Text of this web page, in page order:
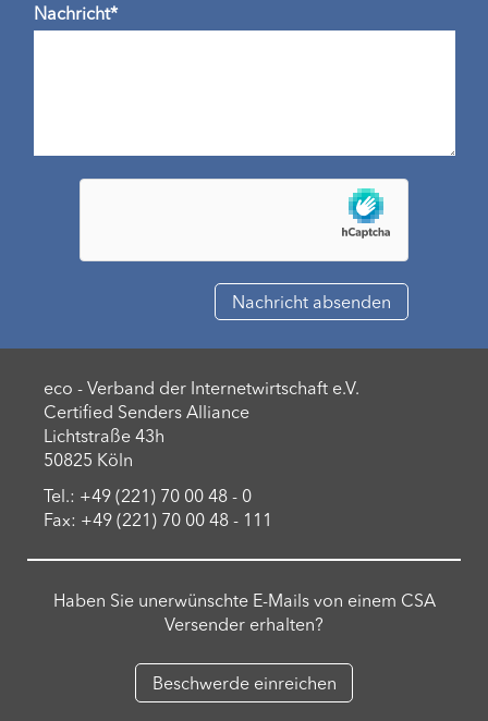
Nachricht*
eco - Verband der Internetwirtschaft e.V.
Certified Senders Alliance
Lichtstraße 43h
50825 Köln
Tel.: +49 (221) 70 00 48 - 0
Fax: +49 (221) 70 00 48 - 111
Haben Sie unerwünschte E-Mails von einem CSA
Versender erhalten?
Beschwerde einreichen